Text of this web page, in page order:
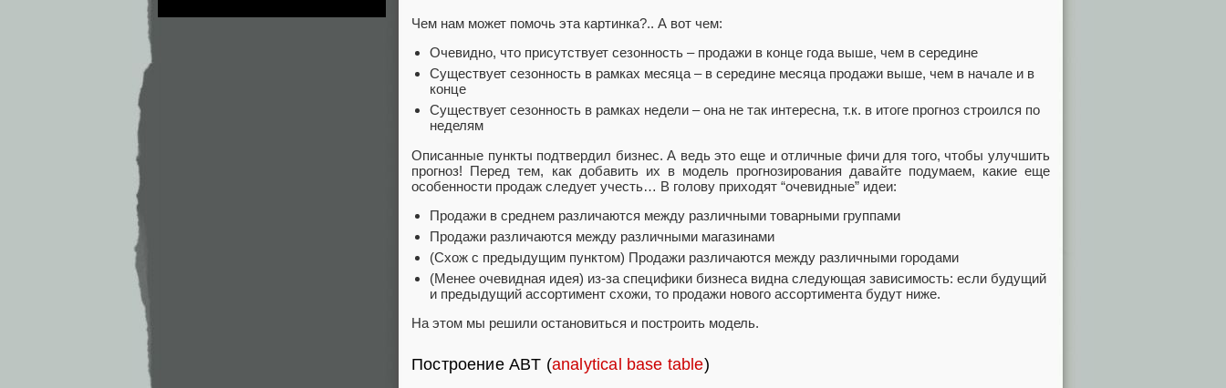
Чем нам может помочь эта картинка?.. А вот чем:
Очевидно, что присутствует сезонность – продажи в конце года выше, чем в середине
Существует сезонность в рамках месяца – в середине месяца продажи выше, чем в начале и в
конце
Существует сезонность в рамках недели – она не так интересна, т.к. в итоге прогноз строился по
неделям
Описанные пункты подтвердил бизнес. А ведь это еще и отличные фичи для того, чтобы улучшить
прогноз! Перед тем, как добавить их в модель прогнозирования давайте подумаем, какие еще
особенности продаж следует учесть… В голову приходят “очевидные” идеи:
Продажи в среднем различаются между различными товарными группами
Продажи различаются между различными магазинами
(Схож с предыдущим пунктом) Продажи различаются между различными городами
(Менее очевидная идея) из-за специфики бизнеса видна следующая зависимость: если будущий
и предыдущий ассортимент схожи, то продажи нового ассортимента будут ниже.
На этом мы решили остановиться и построить модель.
Построение ABT (analytical base table)